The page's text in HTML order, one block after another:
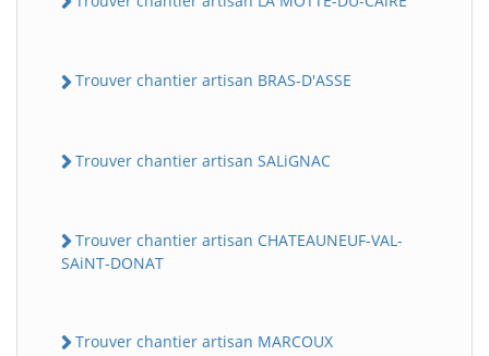
Trouver chantier artisan BRAS-D'ASSE
Trouver chantier artisan SALiGNAC
Trouver chantier artisan CHATEAUNEUF-VAL-
SAiNT-DONAT
Trouver chantier artisan MARCOUX